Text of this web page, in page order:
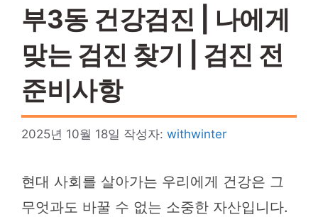
부3동 건강검진 | 나에게
맞는 검진 찾기 | 검진 전
준비사항
2025년 10월 18일 작성자: withwinter
현대 사회를 살아가는 우리에게 건강은 그
무엇과도 바꿀 수 없는 소중한 자산입니다.